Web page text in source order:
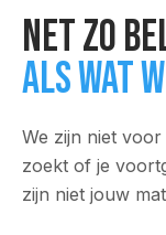
Net zo
als wat
We zijn niet
zoekt of je
zijn niet jouw